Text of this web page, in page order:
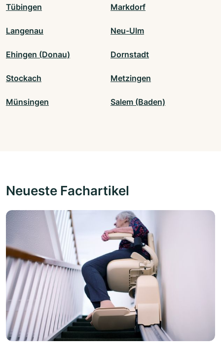
Tübingen Markdorf
Langenau Neu-Ulm
Ehingen (Donau) Dornstadt
Stockach Metzingen
Münsingen Salem (Baden)
Neueste Fachartikel